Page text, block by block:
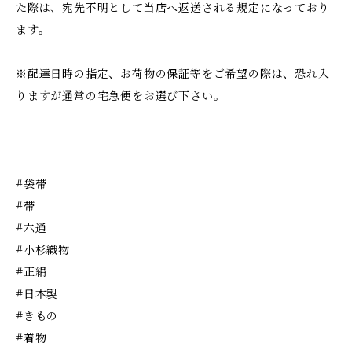
た際は、宛先不明として当店へ返送される規定になっており
ます。
※配達日時の指定、お荷物の保証等をご希望の際は、恐れ入
りますが通常の宅急便をお選び下さい。
#袋帯
#帯
#六通
#小杉織物
#正絹
#日本製
#きもの
#着物